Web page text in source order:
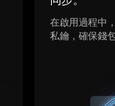
在啟用過程中
私鑰，確保錢